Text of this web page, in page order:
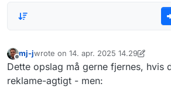
Offline
mj-jwrote on 14. apr. 2025 14.29
sidst redigeret af mj-j
Dette opslag må gerne fjernes, hvis
reklame-agtigt - men: